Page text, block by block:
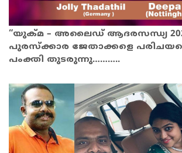
“യുക്മ – അലൈഡ് ആദരസന്ധ്യ
പുരസ്ക്കാര ജേതാക്കളെ
പംക്തി തുടരുന്നു………..